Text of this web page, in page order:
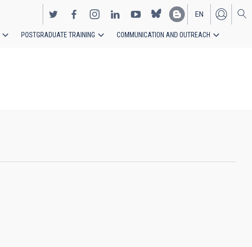
EN
ES
POSTGRADUATE TRAINING COMMUNICATION AND OUTREACH